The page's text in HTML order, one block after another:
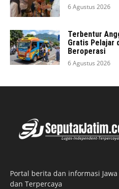
6 Agustus 2026
Terbentur
Gratis Pelajar
Beroperasi
6 Agustus 2026
Portal berita dan informasi
dan Terpercaya